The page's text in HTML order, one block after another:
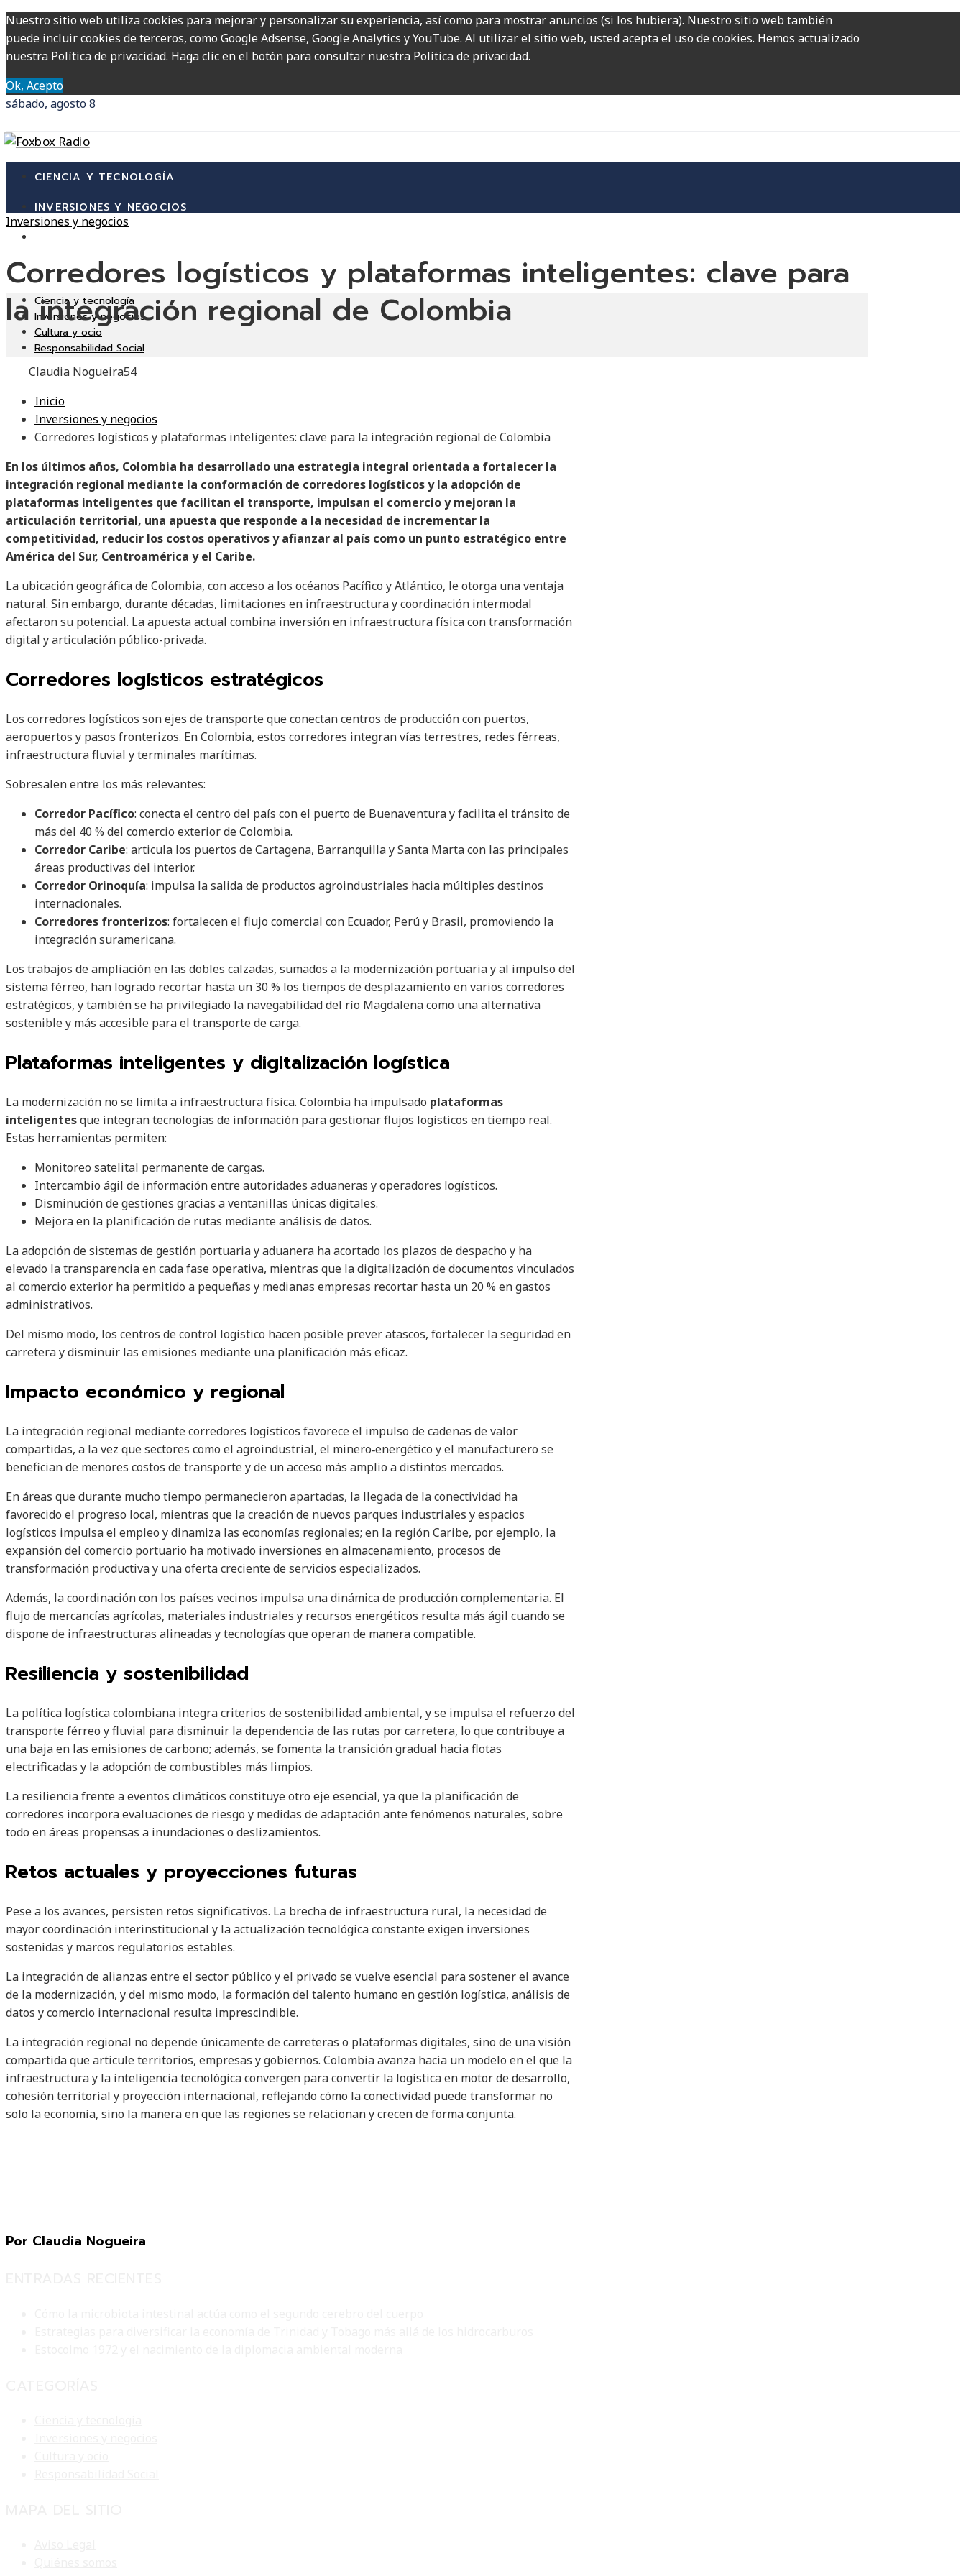
Nuestro sitio web utiliza cookies para mejorar y personalizar su experiencia, así como para mostrar anuncios (si los hubiera). Nuestro sitio web también
puede incluir cookies de terceros, como Google Adsense, Google Analytics y YouTube. Al utilizar el sitio web, usted acepta el uso de cookies. Hemos actualizado
nuestra Política de privacidad. Haga clic en el botón para consultar nuestra Política de privacidad.
Ok, Acepto
sábado, agosto 8
CIENCIA Y TECNOLOGÍA
INVERSIONES Y NEGOCIOS
RESPONSABILIDAD SOCIAL
Ciencia y tecnología
Inversiones y negocios
Cultura y ocio
Responsabilidad Social
Inversiones y negocios
Corredores logísticos y plataformas inteligentes: clave para
la integración regional de Colombia
Claudia Nogueira54
Inicio
Inversiones y negocios
Corredores logísticos y plataformas inteligentes: clave para la integración regional de Colombia
En los últimos años, Colombia ha desarrollado una estrategia integral orientada a fortalecer la
integración regional mediante la conformación de corredores logísticos y la adopción de
plataformas inteligentes que facilitan el transporte, impulsan el comercio y mejoran la
articulación territorial, una apuesta que responde a la necesidad de incrementar la
competitividad, reducir los costos operativos y afianzar al país como un punto estratégico entre
América del Sur, Centroamérica y el Caribe.
La ubicación geográfica de Colombia, con acceso a los océanos Pacífico y Atlántico, le otorga una ventaja
natural. Sin embargo, durante décadas, limitaciones en infraestructura y coordinación intermodal
afectaron su potencial. La apuesta actual combina inversión en infraestructura física con transformación
digital y articulación público-privada.
Corredores logísticos estratégicos
Los corredores logísticos son ejes de transporte que conectan centros de producción con puertos,
aeropuertos y pasos fronterizos. En Colombia, estos corredores integran vías terrestres, redes férreas,
infraestructura fluvial y terminales marítimas.
Sobresalen entre los más relevantes:
Corredor Pacífico: conecta el centro del país con el puerto de Buenaventura y facilita el tránsito de
más del 40 % del comercio exterior de Colombia.
Corredor Caribe: articula los puertos de Cartagena, Barranquilla y Santa Marta con las principales
áreas productivas del interior.
Corredor Orinoquía: impulsa la salida de productos agroindustriales hacia múltiples destinos
internacionales.
Corredores fronterizos: fortalecen el flujo comercial con Ecuador, Perú y Brasil, promoviendo la
integración suramericana.
Los trabajos de ampliación en las dobles calzadas, sumados a la modernización portuaria y al impulso del
sistema férreo, han logrado recortar hasta un 30 % los tiempos de desplazamiento en varios corredores
estratégicos, y también se ha privilegiado la navegabilidad del río Magdalena como una alternativa
sostenible y más accesible para el transporte de carga.
Plataformas inteligentes y digitalización logística
La modernización no se limita a infraestructura física. Colombia ha impulsado plataformas
inteligentesque integran tecnologías de información para gestionar flujos logísticos en tiempo real.
Estas herramientas permiten:
Monitoreo satelital permanente de cargas.
Intercambio ágil de información entre autoridades aduaneras y operadores logísticos.
Disminución de gestiones gracias a ventanillas únicas digitales.
Mejora en la planificación de rutas mediante análisis de datos.
La adopción de sistemas de gestión portuaria y aduanera ha acortado los plazos de despacho y ha
elevado la transparencia en cada fase operativa, mientras que la digitalización de documentos vinculados
al comercio exterior ha permitido a pequeñas y medianas empresas recortar hasta un 20 % en gastos
administrativos.
Del mismo modo, los centros de control logístico hacen posible prever atascos, fortalecer la seguridad en
carretera y disminuir las emisiones mediante una planificación más eficaz.
Impacto económico y regional
La integración regional mediante corredores logísticos favorece el impulso de cadenas de valor
compartidas, a la vez que sectores como el agroindustrial, el minero‑energético y el manufacturero se
benefician de menores costos de transporte y de un acceso más amplio a distintos mercados.
En áreas que durante mucho tiempo permanecieron apartadas, la llegada de la conectividad ha
favorecido el progreso local, mientras que la creación de nuevos parques industriales y espacios
logísticos impulsa el empleo y dinamiza las economías regionales; en la región Caribe, por ejemplo, la
expansión del comercio portuario ha motivado inversiones en almacenamiento, procesos de
transformación productiva y una oferta creciente de servicios especializados.
Además, la coordinación con los países vecinos impulsa una dinámica de producción complementaria. El
flujo de mercancías agrícolas, materiales industriales y recursos energéticos resulta más ágil cuando se
dispone de infraestructuras alineadas y tecnologías que operan de manera compatible.
Resiliencia y sostenibilidad
La política logística colombiana integra criterios de sostenibilidad ambiental, y se impulsa el refuerzo del
transporte férreo y fluvial para disminuir la dependencia de las rutas por carretera, lo que contribuye a
una baja en las emisiones de carbono; además, se fomenta la transición gradual hacia flotas
electrificadas y la adopción de combustibles más limpios.
La resiliencia frente a eventos climáticos constituye otro eje esencial, ya que la planificación de
corredores incorpora evaluaciones de riesgo y medidas de adaptación ante fenómenos naturales, sobre
todo en áreas propensas a inundaciones o deslizamientos.
Retos actuales y proyecciones futuras
Pese a los avances, persisten retos significativos. La brecha de infraestructura rural, la necesidad de
mayor coordinación interinstitucional y la actualización tecnológica constante exigen inversiones
sostenidas y marcos regulatorios estables.
La integración de alianzas entre el sector público y el privado se vuelve esencial para sostener el avance
de la modernización, y del mismo modo, la formación del talento humano en gestión logística, análisis de
datos y comercio internacional resulta imprescindible.
La integración regional no depende únicamente de carreteras o plataformas digitales, sino de una visión
compartida que articule territorios, empresas y gobiernos. Colombia avanza hacia un modelo en el que la
infraestructura y la inteligencia tecnológica convergen para convertir la logística en motor de desarrollo,
cohesión territorial y proyección internacional, reflejando cómo la conectividad puede transformar no
solo la economía, sino la manera en que las regiones se relacionan y crecen de forma conjunta.
Por Claudia Nogueira